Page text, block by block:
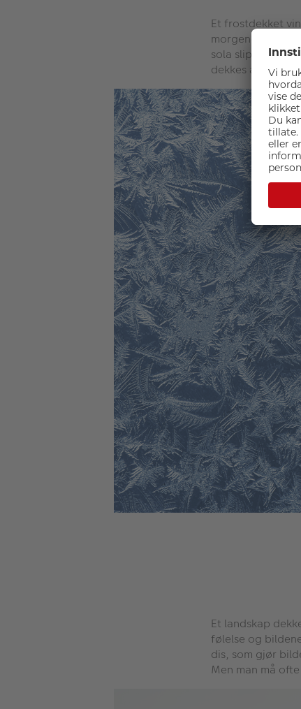
Et frostdekket
morgenen. Prøv
sola slipper litt
dekkes av frost,
Et landskap
følelse og
dis, som gjør
Men man må